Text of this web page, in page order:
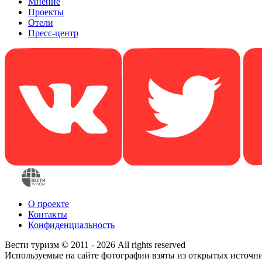
Проекты
Отели
Пресс-центр
О проекте
Контакты
Конфиденциальность
Вести туризм © 2011 - 2026 All rights reserved
Используемые на сайте фотографии взяты из открытых